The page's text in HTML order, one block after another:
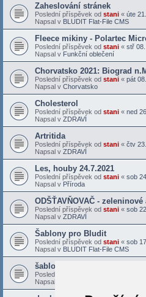
Zaheslování stránek
Poslední příspěvek od stani « úte
Napsal v BLUDIT Flat-File CMS
Fleece mikiny - Polartec
Poslední příspěvek od stani « stř
Napsal v Funkční oblečení
Chorvatsko 2021: Biograd
Poslední příspěvek od stani « pát
Napsal v Chorvatsko
Cholesterol
Poslední příspěvek od stani « ned
Napsal v ZDRAVÍ
Artritida
Poslední příspěvek od stani « čtv
Napsal v ZDRAVÍ
Les, houby 24.7.2021
Poslední příspěvek od stani « sob
Napsal v Příroda
ODŠŤAVŇOVAČ -
Poslední příspěvek od stani « sob
Napsal v ZDRAVÍ
Šablony pro Bludit
Poslední příspěvek od stani « sob
Napsal v BLUDIT Flat-File CMS
šablona Bludit - Docs X
Poslední příspěvek od
Napsal v